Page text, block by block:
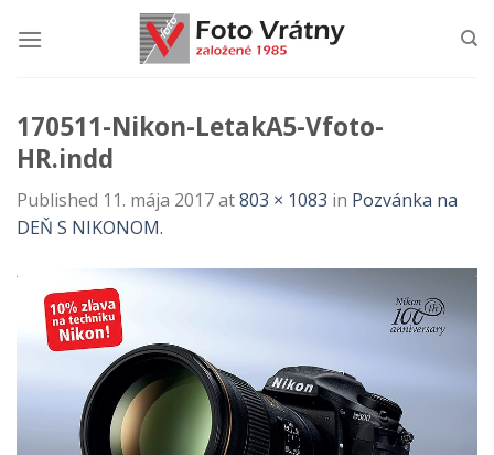
170511-Nikon-LetakA5-Vfoto-
HR.indd
Published 11. mája 2017at803 × 1083 in Pozvánka na
DEŇ S NIKONOM.